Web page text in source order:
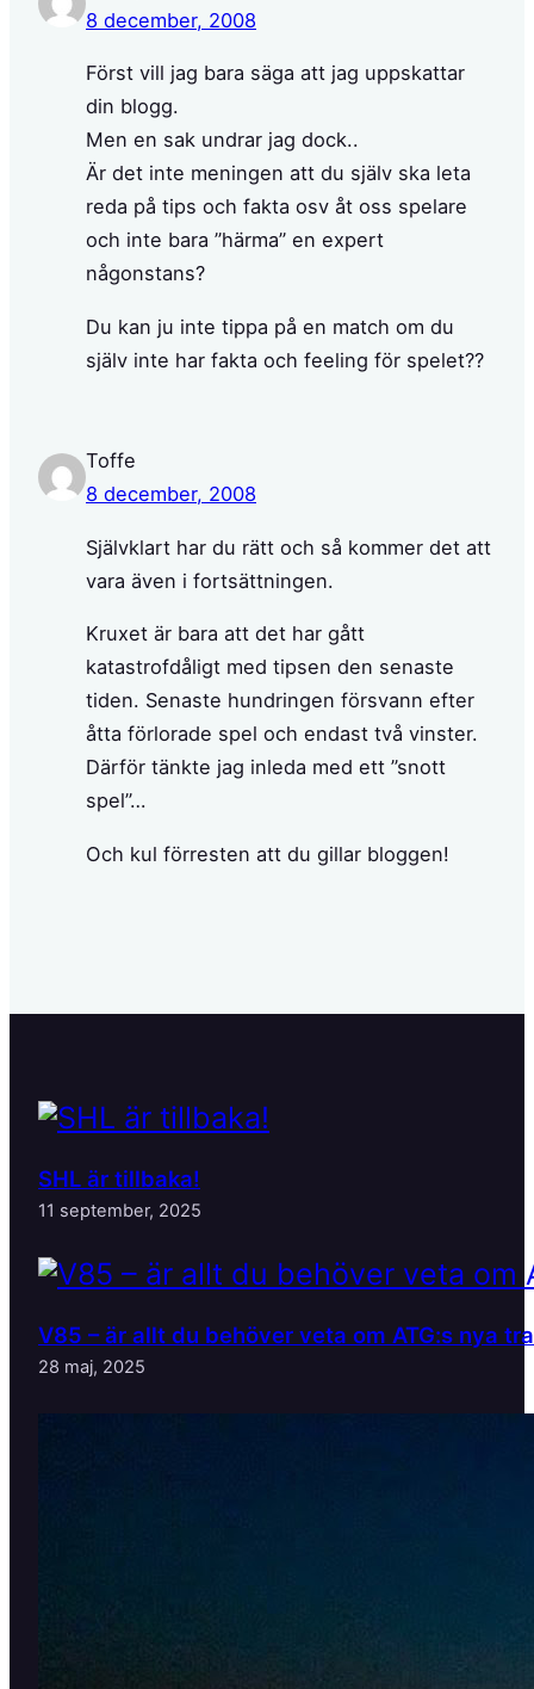
8 december, 2008
Först vill jag bara säga att jag uppskattar
din blogg.
Men en sak undrar jag dock..
Är det inte meningen att du själv ska leta
reda på tips och fakta osv åt oss spelare
och inte bara ”härma” en expert
någonstans?
Du kan ju inte tippa på en match om du
själv inte har fakta och feeling för spelet??
Toffe
8 december, 2008
Självklart har du rätt och så kommer det att
vara även i fortsättningen.
Kruxet är bara att det har gått
katastrofdåligt med tipsen den senaste
tiden. Senaste hundringen försvann efter
åtta förlorade spel och endast två vinster.
Därför tänkte jag inleda med ett ”snott
spel”…
Och kul förresten att du gillar bloggen!
SHL är tillbaka!
11 september, 2025
V85 – är allt du behöver veta om ATG:s nya
28 maj, 2025